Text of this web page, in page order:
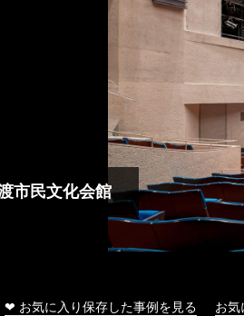
市民文化会館
❤ お気に入り保存した事例を見る お